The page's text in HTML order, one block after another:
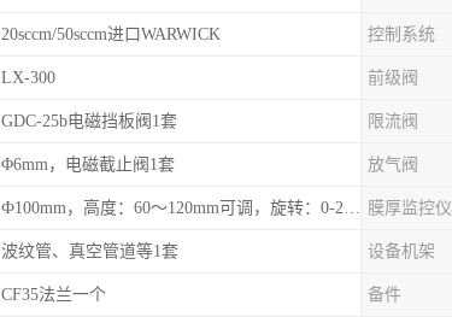
20sccm/50sccm进口WARWICK 控制系统
LX-300 前级阀
GDC-25b电磁挡板阀1套 限流阀
Φ6mm，电磁截止阀1套 放气阀
Ф100mm，高度：60～120mm可调，旋转：0-20r/min可调，可加热至300℃ 膜厚监控仪
波纹管、真空管道等1套 设备机架
CF35法兰一个 备件